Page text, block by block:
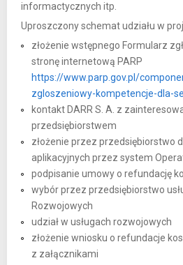
informactycznych itp.
Uproszczony schemat udziału w
złożenie wstępnego Formularz
stronę internetową PARP
https://www.parp.gov.pl/
zgloszeniowy-kompetencje-dla-
kontakt DARR S. A. z
przedsiębiorstwem
złożenie przez przedsiębiorstwo
aplikacyjnych przez system
podpisanie umowy o refundację
wybór przez przedsiębiorstwo
Rozwojowych
udział w usługach rozwojowych
złożenie wniosku o refundacje
z załącznikami